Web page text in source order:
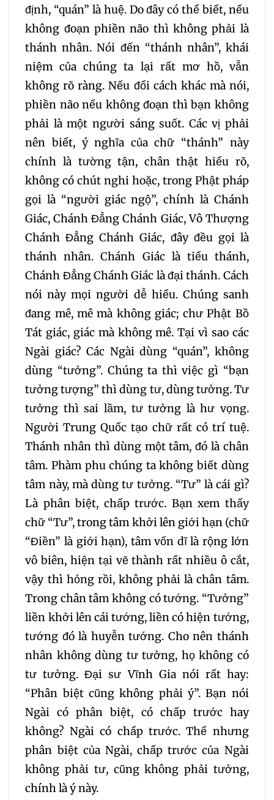
định, “quán” là huệ. Do đây có thể biết, nếu
không đoạn phiền não thì không phải là
thánh nhân. Nói đến “thánh nhân”, khái
niệm của chúng ta lại rất mơ hồ, vẫn
không rõ ràng. Nếu đổi cách khác mà nói,
phiền não nếu không đoạn thì bạn không
phải là một người sáng suốt. Các vị phải
nên biết, ý nghĩa của chữ “thánh” này
chính là tường tận, chân thật hiểu rõ,
không có chút nghi hoặc, trong Phật pháp
gọi là “người giác ngộ”, chính là Chánh
Giác, Chánh Đẳng Chánh Giác, Vô Thượng
Chánh Đẳng Chánh Giác, đây đều gọi là
thánh nhân. Chánh Giác là tiểu thánh,
Chánh Đẳng Chánh Giác là đại thánh. Cách
nói này mọi người dễ hiểu. Chúng sanh
đang mê, mê mà không giác; chư Phật Bồ
Tát giác, giác mà không mê. Tại vì sao các
Ngài giác? Các Ngài dùng “quán”, không
dùng “tưởng”. Chúng ta thì việc gì “bạn
tưởng tượng” thì dùng tư, dùng tưởng. Tư
tưởng thì sai lầm, tư tưởng là hư vọng.
Người Trung Quốc tạo chữ rất có trí tuệ.
Thánh nhân thì dùng một tâm, đó là chân
tâm. Phàm phu chúng ta không biết dùng
tâm này, mà dùng tư tưởng. “Tư” là cái gì?
Là phân biệt, chấp trước. Bạn xem thấy
chữ “Tư”, trong tâm khởi lên giới hạn (chữ
“Điền” là giới hạn), tâm vốn dĩ là rộng lớn
vô biên, hiện tại vẽ thành rất nhiều ô cắt,
vậy thì hỏng rồi, không phải là chân tâm.
Trong chân tâm không có tướng. “Tưởng”
liền khởi lên cái tướng, liền có hiện tướng,
tướng đó là huyễn tướng. Cho nên thánh
nhân không dùng tư tưởng, họ không có
tư tưởng. Đại sư Vĩnh Gia nói rất hay:
“Phân biệt cũng không phải ý”. Bạn nói
Ngài có phân biệt, có chấp trước hay
không? Ngài có chấp trước. Thế nhưng
phân biệt của Ngài, chấp trước của Ngài
không phải tư, cũng không phải tưởng,
chính là ý này.